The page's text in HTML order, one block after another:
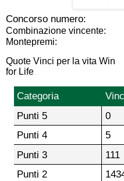
Concorso numero:
Combinazione vincente:
Montepremi:
Quote Vinci per la vita Win
for Life
Categoria
Punti 5
0
Punti 4
5
Punti 3
111
Punti 2